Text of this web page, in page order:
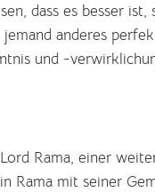
dass es besser
anderes
und -
Rama, einer
Rama mit seiner